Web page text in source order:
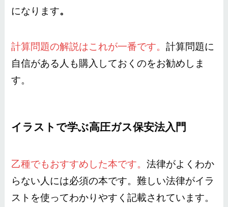
になります。
計算問題の解説はこれが一番です。計算問題に
自信がある人も購入しておくのをお勧めしま
す。
イラストで学ぶ高圧ガス保安法入門
乙種でもおすすめした本です。法律がよくわか
らない人には必須の本です。難しい法律がイラ
ストを使ってわかりやすく記載されています。